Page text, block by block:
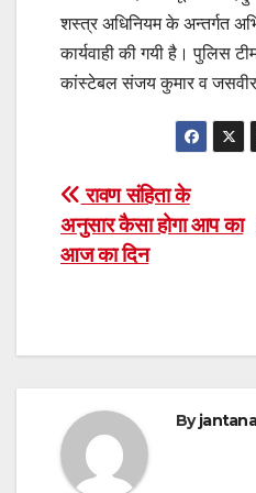
शस्त्र अधिनियम के अन्तर्गत
कार्यवाही की गयी है। पुलिस
कांस्टेबल संजय कुमार व जसवीर
Post
navigation
रावण संहिता के
अनुसार कैसा होगा आप का
आज का दिन
By